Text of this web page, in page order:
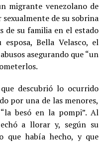
migrante venezolano de
sexualmente de su sobrina
de su familia en el estado
Bella Velasco, el
asegurando que “un
descubrió lo ocurrido
por una de las menores,
besó en la pompi”. Al
a llorar y, según su
que había hecho, y que